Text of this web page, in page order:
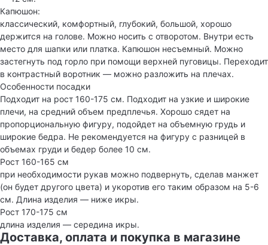
Капюшон:
классический, комфортный, глубокий, большой, хорошо
держится на голове. Можно носить с отворотом. Внутри есть
место для шапки или платка. Капюшон несъемный. Можно
застегнуть под горло при помощи верхней пуговицы. Переходит
в контрастный воротник — можно разложить на плечах.
Особенности посадки
Подходит на рост 160-175 см. Подходит на узкие и широкие
плечи, на средний объем предплечья. Хорошо сядет на
пропорциональную фигуру, подойдет на объемную грудь и
широкие бедра. Не рекомендуется на фигуру с разницей в
объемах груди и бедер более 10 см.
Рост 160-165 см
при необходимости рукав можно подвернуть, сделав манжет
(он будет другого цвета) и укоротив его таким образом на 5-6
см. Длина изделия — ниже икры.
Рост 170-175 см
длина изделия — середина икры.
Доставка, оплата и покупка в магазине